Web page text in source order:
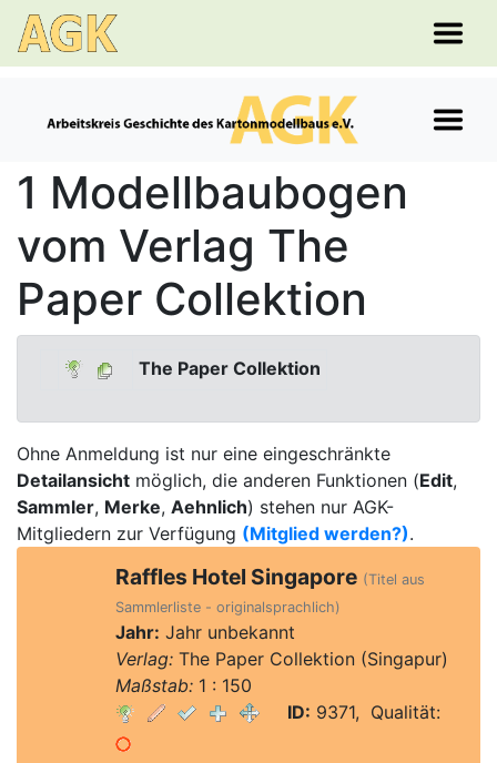
1 Modellbaubogen
vom Verlag The
Paper Collektion
The Paper Collektion
Ohne Anmeldung ist nur eine eingeschränkte
Detailansicht möglich, die anderen Funktionen (Edit,
Sammler, Merke, Aehnlich) stehen nur AGK-
Mitgliedern zur Verfügung (Mitglied werden?).
Raffles Hotel Singapore (Titel aus
Sammlerliste - originalsprachlich)
Jahr: Jahr unbekannt
Verlag:The Paper Collektion (Singapur)
Maßstab:1 : 150
ID: 9371, Qualität: